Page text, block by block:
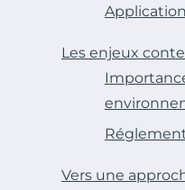
Les enjeux
Vers une